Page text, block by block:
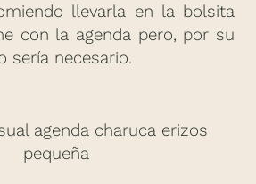
llevarla en la bolsita
con la agenda pero, por su
sería necesario.